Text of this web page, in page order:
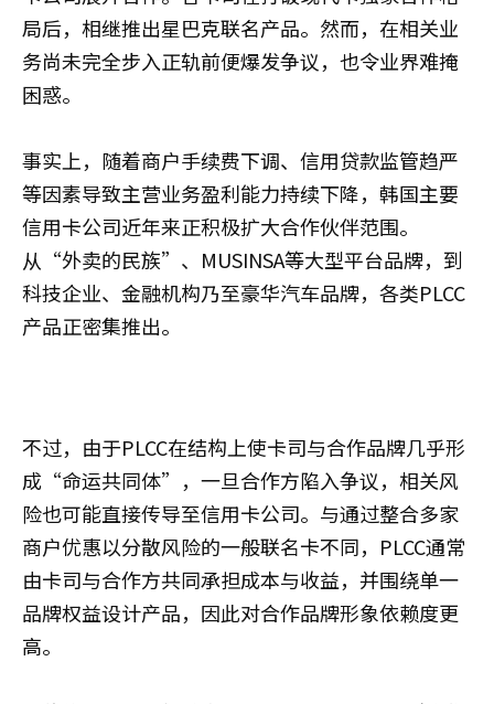
局后，相继推出星巴克联名产品。然而，在相关业
务尚未完全步入正轨前便爆发争议，也令业界难掩
困惑。
事实上，随着商户手续费下调、信用贷款监管趋严
等因素导致主营业务盈利能力持续下降，韩国主要
信用卡公司近年来正积极扩大合作伙伴范围。
从“外卖的民族”、MUSINSA等大型平台品牌，到
科技企业、金融机构乃至豪华汽车品牌，各类PLCC
产品正密集推出。
不过，由于PLCC在结构上使卡司与合作品牌几乎形
成“命运共同体”，一旦合作方陷入争议，相关风
险也可能直接传导至信用卡公司。与通过整合多家
商户优惠以分散风险的一般联名卡不同，PLCC通常
由卡司与合作方共同承担成本与收益，并围绕单一
品牌权益设计产品，因此对合作品牌形象依赖度更
高。